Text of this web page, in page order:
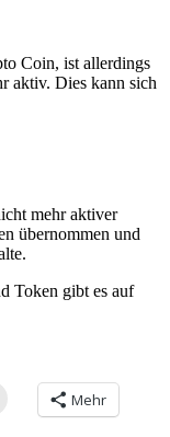
Coin, ist allerdings
aktiv. Dies kann sich
mehr aktiver
übernommen und
Token gibt es auf
Mehr